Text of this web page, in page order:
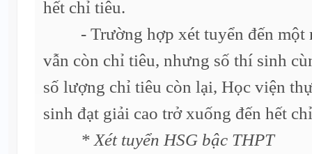
hết chỉ tiêu.
- Trường hợp xét tuyển đến một
vẫn còn chỉ tiêu, nhưng số thí sinh
số lượng chỉ tiêu còn lại, Học viện
sinh đạt giải cao trở xuống đến hết
* Xét tuyển HSG bậc THPT